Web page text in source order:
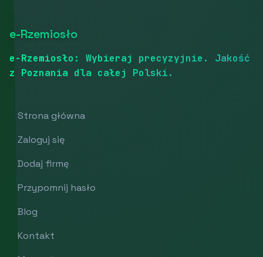
e-Rzemiosło
e-Rzemiosło: Wybieraj precyzyjnie. Jakość
z Poznania dla całej Polski.
Strona główna
Zaloguj się
Dodaj firmę
Przypomnij hasło
Blog
Kontakt